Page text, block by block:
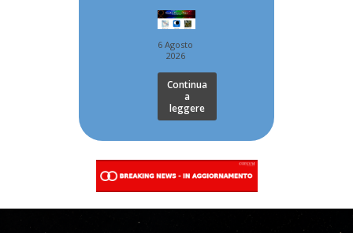
6 Agosto
2026
Continua
a
leggere